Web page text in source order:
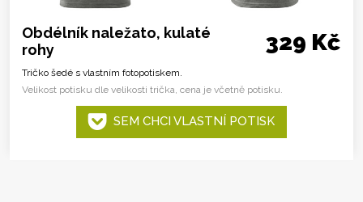
Obdélník naležato, kulaté
rohy
329 Kč
Tričko šedé s vlastním fotopotiskem.
Velikost potisku dle velikosti trička, cena je včetně potisku.
SEM CHCI VLASTNÍ POTISK